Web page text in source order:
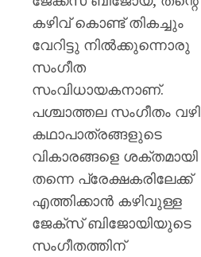
കഴിവ് കൊണ്ട് തികച്ചും
വേറിട്ടു നിൽക്കുന്നൊരു
സംഗീത
സംവിധായകനാണ്.
പശ്ചാത്തല സംഗീതം വഴി
കഥാപാത്രങ്ങളുടെ
വികാരങ്ങളെ ശക്തമായി
തന്നെ പ്രേക്ഷകരിലേക്ക്
എത്തിക്കാൻ കഴിവുള്ള
ജേക്‌സ് ബിജോയിയുടെ
സംഗീതത്തിന്